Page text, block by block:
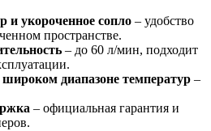
и укороченное сопло – удобство
пространстве.
– до 60 л/мин, подходит
диапазоне температур –
– официальная гарантия и